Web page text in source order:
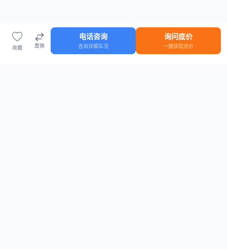
收藏 置换
电话咨询
咨询详细车况
询问底价
一键获取底价
车源 知识 登录